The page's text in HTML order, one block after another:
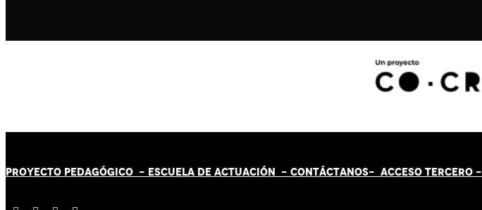
PROYECTO PEDAGÓGICO - ESCUELA DE ACTUACIÓN - CONTÁCTANOS- ACCESO TERCERO -